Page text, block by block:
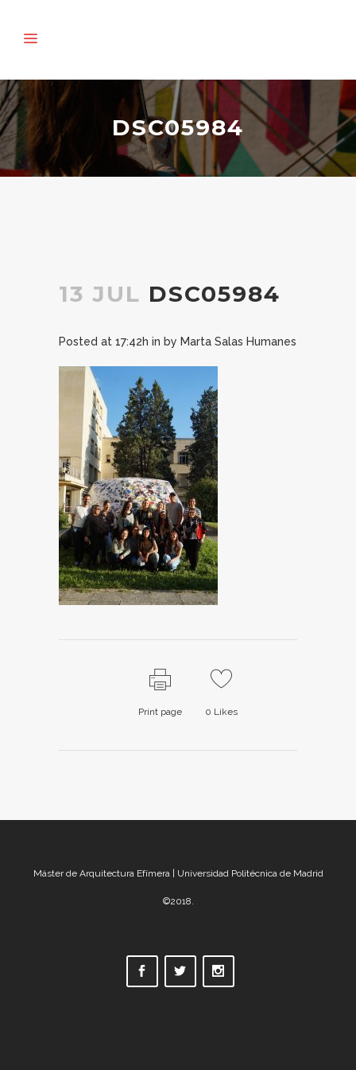
DSC05984
13 JUL DSC05984
Posted at 17:42h in by Marta Salas Humanes
Print page 0 Likes
Máster de Arquitectura Efímera | Universidad Politécnica de Madrid
©2018.